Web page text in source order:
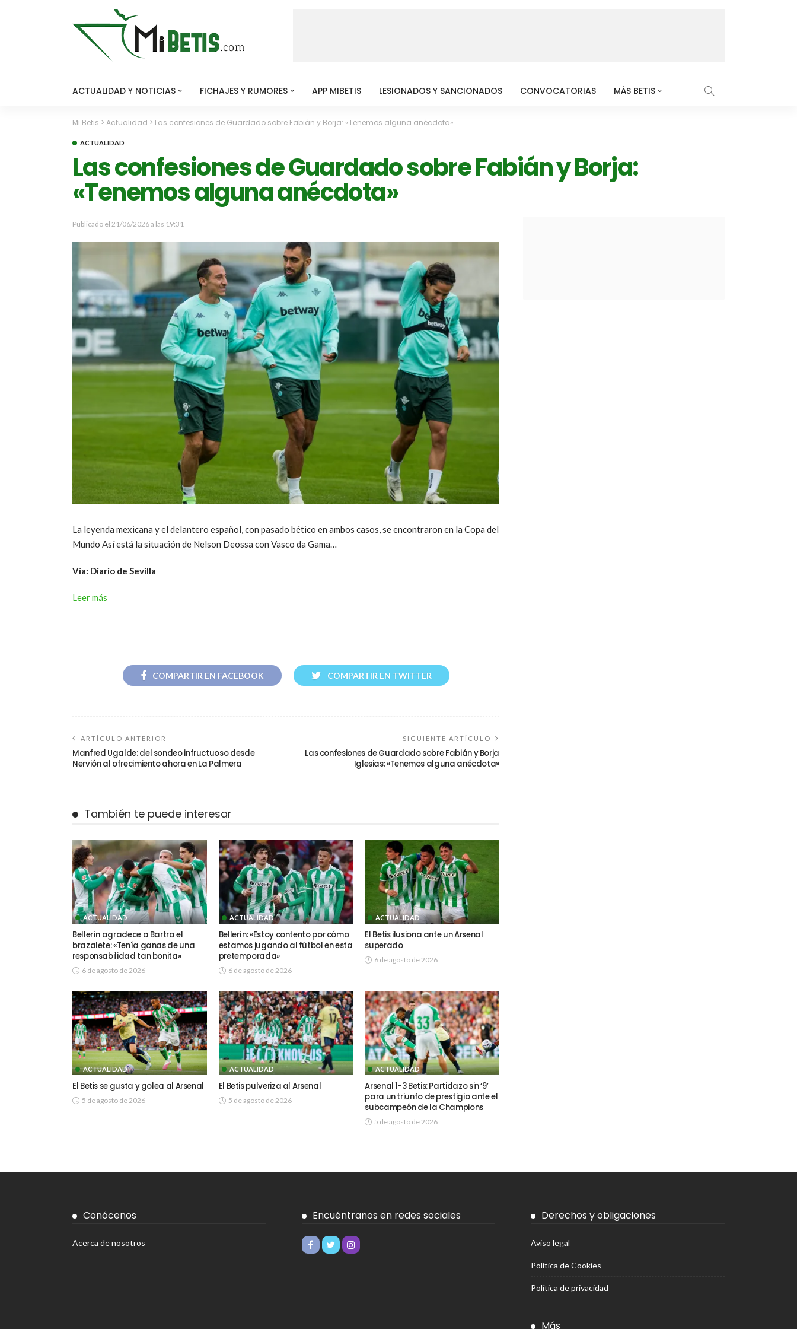
ACTUALIDAD Y NOTICIAS FICHAJES Y RUMORES APP MIBETIS LESIONADOS Y SANCIONADOS CONVOCATORIAS MÁS BETIS
Mi Betis > Actualidad > Las confesiones de Guardado sobre Fabián y Borja: «Tenemos alguna anécdota»
ACTUALIDAD
Las confesiones de Guardado sobre Fabián y Borja:
«Tenemos alguna anécdota»
Publicado el 21/06/2026 a las 19:31
La leyenda mexicana y el delantero español, con pasado bético en ambos casos, se encontraron en la Copa del
Mundo Así está la situación de Nelson Deossa con Vasco da Gama…
Vía: Diario de Sevilla
Leer más
COMPARTIR EN FACEBOOK COMPARTIR EN TWITTER
ARTÍCULO ANTERIOR
Manfred Ugalde: del sondeo infructuoso desde
Nervión al ofrecimiento ahora en La Palmera
SIGUIENTE ARTÍCULO
Las confesiones de Guardado sobre Fabián y Borja
Iglesias: «Tenemos alguna anécdota»
También te puede interesar
ACTUALIDAD
Bellerín agradece a Bartra el
brazalete: «Tenía ganas de una
responsabilidad tan bonita»
6 de agosto de 2026
ACTUALIDAD
Bellerín: «Estoy contento por cómo
estamos jugando al fútbol en esta
pretemporada»
6 de agosto de 2026
ACTUALIDAD
El Betis ilusiona ante un Arsenal
superado
6 de agosto de 2026
ACTUALIDAD
El Betis se gusta y golea al Arsenal
5 de agosto de 2026
ACTUALIDAD
El Betis pulveriza al Arsenal
5 de agosto de 2026
ACTUALIDAD
Arsenal 1-3 Betis: Partidazo sin ‘9’
para un triunfo de prestigio ante el
subcampeón de la Champions
5 de agosto de 2026
Conócenos
Acerca de nosotros
Encuéntranos en redes sociales Derechos y obligaciones
Aviso legal
Política de Cookies
Política de privacidad
Más